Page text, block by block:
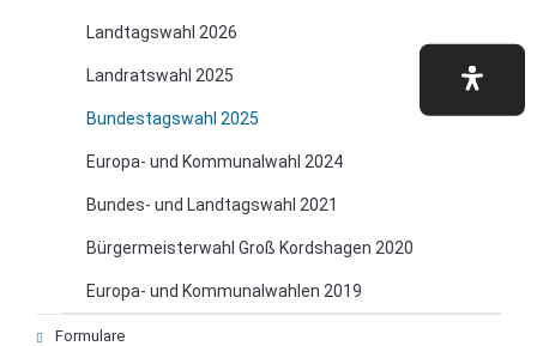
Landtagswahl 2026
Landratswahl 2025
Bundestagswahl 2025
Europa- und Kommunalwahl 2024
Bundes- und Landtagswahl 2021
Bürgermeisterwahl Groß Kordshagen 2020
Europa- und Kommunalwahlen 2019
Formulare